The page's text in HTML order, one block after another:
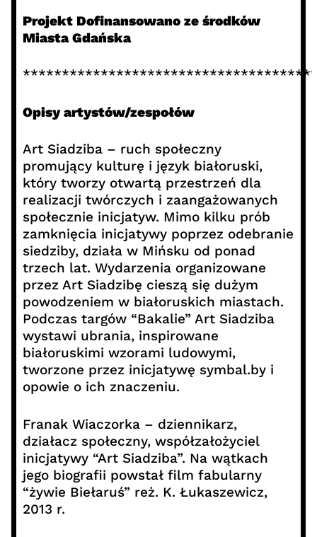
Projekt Dofinansowano ze środków
Miasta Gdańska
Opisy artystów/zespołów
Art Siadziba – ruch społeczny
promujący kulturę i język białoruski,
który tworzy otwartą przestrzeń dla
realizacji twórczych i zaangażowanych
społecznie inicjatyw. Mimo kilku prób
zamknięcia inicjatywy poprzez odebranie
siedziby, działa w Mińsku od ponad
trzech lat. Wydarzenia organizowane
przez Art Siadzibę cieszą się dużym
powodzeniem w białoruskich miastach.
Podczas targów “Bakalie” Art Siadziba
wystawi ubrania, inspirowane
białoruskimi wzorami ludowymi,
tworzone przez inicjatywę symbal.by i
opowie o ich znaczeniu.
Franak Wiaczorka – dziennikarz,
działacz społeczny, współzałożyciel
inicjatywy “Art Siadziba”. Na wątkach
jego biografii powstał film fabularny
“żywie Biełaruś” reż. K. Łukaszewicz,
2013 r.